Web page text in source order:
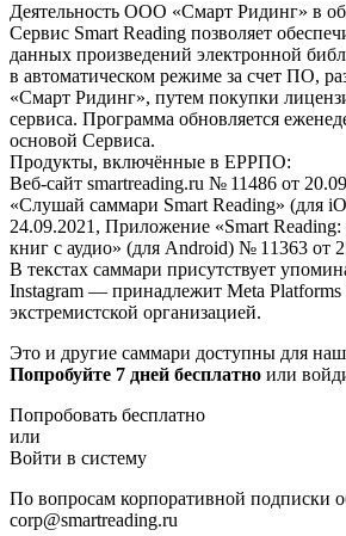
Деятельность ООО «Смарт Ридинг» в
Сервис Smart Reading позволяет
данных произведений электронной
в автоматическом режиме за счет ПО,
«Смарт Ридинг», путем покупки
сервиса. Программа обновляется
основой Сервиса.
Продукты, включённые в ЕРРПО:
Веб-сайт smartreading.ru № 11486 от
«Слушай саммари Smart Reading» (для
24.09.2021, Приложение «Smart
книг с аудио» (для Android) № 11363 от
В текстах саммари присутствует
Instagram — принадлежит Meta
экстремистской организацией.
Это и другие саммари доступны для
Попробуйте 7 дней бесплатно или
Попробовать бесплатно
или
Войти в систему
По вопросам корпоративной подписки
corp@smartreading.ru